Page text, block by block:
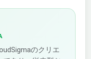
のクリエ